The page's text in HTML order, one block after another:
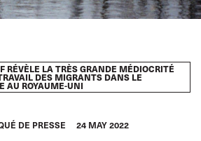
RÉVÈLE LA TRÈS GRANDE MÉDIOCRITÉ
DES MIGRANTS DANS LE
AU ROYAUME-UNI
DE PRESSE 24 MAY 2022